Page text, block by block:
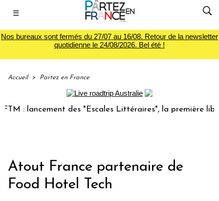
☰
Nos bureaux sont fermés du 27/07 au 16/08. Retour de la newsletter
quotidienne le 24/08/2026. Bel été !
Accueil > Partez en France
: lancement des "Escales Littéraires", la première
Atout France partenaire de
Food Hotel Tech